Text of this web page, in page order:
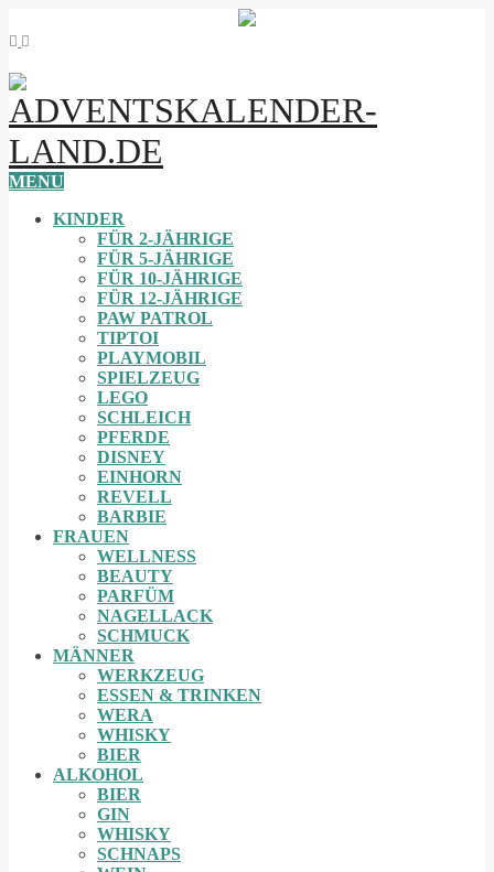
MENU
KINDER
FÜR 2-JÄHRIGE
FÜR 5-JÄHRIGE
FÜR 10-JÄHRIGE
FÜR 12-JÄHRIGE
PAW PATROL
TIPTOI
PLAYMOBIL
SPIELZEUG
LEGO
SCHLEICH
PFERDE
DISNEY
EINHORN
REVELL
BARBIE
FRAUEN
WELLNESS
BEAUTY
PARFÜM
NAGELLACK
SCHMUCK
MÄNNER
WERKZEUG
ESSEN & TRINKEN
WERA
WHISKY
BIER
ALKOHOL
BIER
GIN
WHISKY
SCHNAPS